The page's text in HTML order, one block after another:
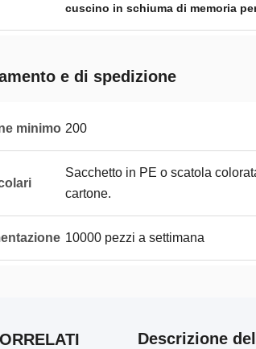
cuscino in schiuma di memoria
e di spedizione
minimo 200
Sacchetto in PE o scatola
cartone.
10000 pezzi a settimana
Descrizione